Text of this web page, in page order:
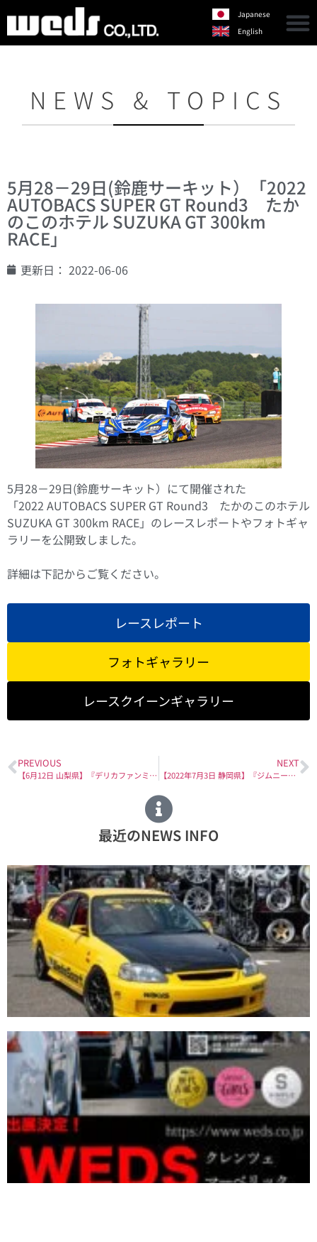
Japanese
English
NEWS & TOPICS
5月28－29日(鈴鹿サーキット）「2022
AUTOBACS SUPER GT Round3 たか
のこのホテル SUZUKA GT 300km
RACE」
更新日： 2022-06-06
5月28－29日(鈴鹿サーキット）にて開催された
「2022 AUTOBACS SUPER GT Round3 たかのこのホテル
SUZUKA GT 300km RACE」のレースレポートやフォトギャ
ラリーを公開致しました。
詳細は下記からご覧ください。
レースレポート
フォトギャラリー
レースクイーンギャラリー
PREVIOUS
【6月12日 山梨県】『デリカファンミーティング 2022』に出展致します！
NEXT
【2022年7月3日 静岡県】『ジムニー50周年記念イベント』に出展
最近のNEWS INFO